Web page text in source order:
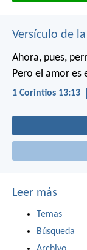
Versículo de
Ahora, pues,
Pero el amor es
1 Corintios 13:13
Leer más
Temas
Búsqueda